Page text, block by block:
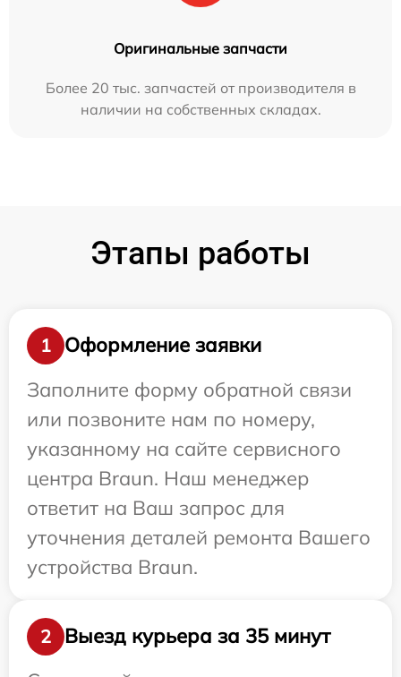
Оригинальные запчасти
Более 20 тыс. запчастей от производителя в
наличии на собственных складах.
Этапы работы
1
Оформление заявки
Заполните форму обратной связи
или позвоните нам по номеру,
указанному на сайте сервисного
центра Braun. Наш менеджер
ответит на Ваш запрос для
уточнения деталей ремонта Вашего
устройства Braun.
2
Выезд курьера за 35 минут